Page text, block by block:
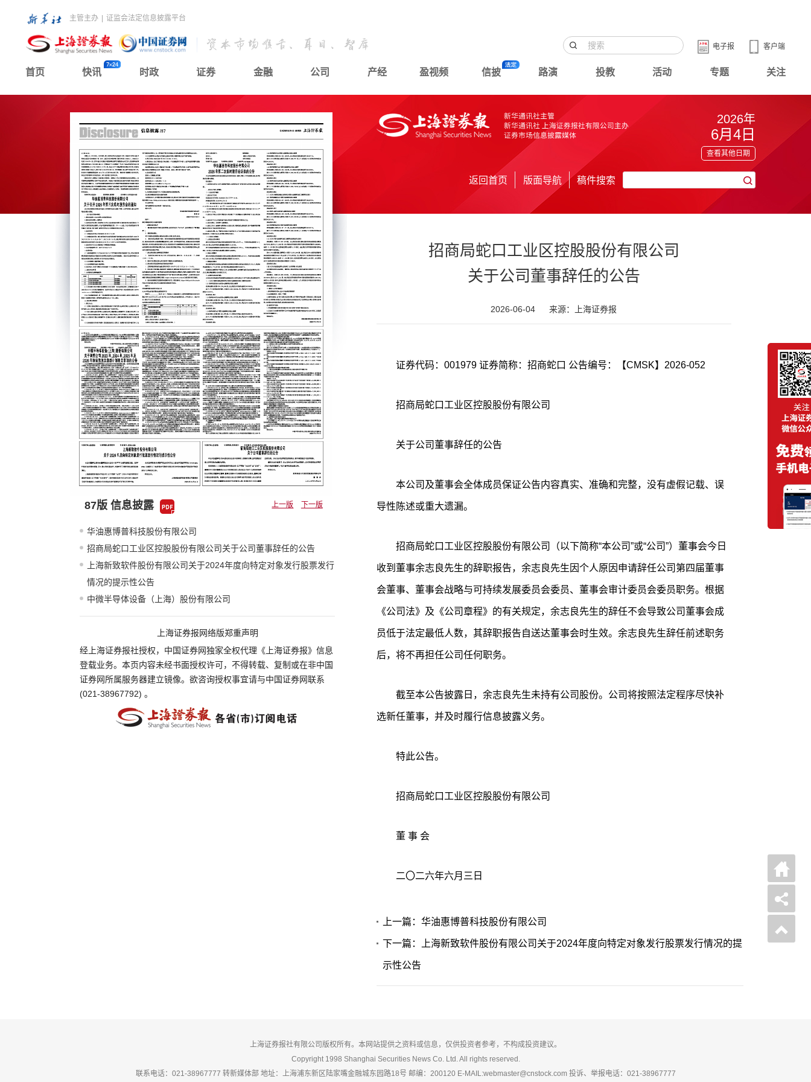
主管主办 证监会法定信息披露平台
客户端
电子报
首页 快讯 时政 证券 金融 公司 产经 盈视频 信披 路演 投教 活动 专题 关注
87版 信息披露 上一版 下一版
华油惠博普科技股份有限公司
招商局蛇口工业区控股股份有限公司关于公司董事辞任的公告
上海新致软件股份有限公司关于2024年度向特定对象发行股票发行
情况的提示性公告
中微半导体设备（上海）股份有限公司
上海证券报网络版郑重声明
经上海证券报社授权，中国证券网独家全权代理《上海证券报》信息
登载业务。本页内容未经书面授权许可，不得转载、复制或在非中国
证券网所属服务器建立镜像。欲咨询授权事宜请与中国证券网联系
(021-38967792) 。
2026年
6月4日
查看其他日期
返回首页 版面导航 稿件搜索
招商局蛇口工业区控股股份有限公司
关于公司董事辞任的公告
2026-06-04 来源：上海证券报
证券代码：001979 证券简称：招商蛇口 公告编号：【CMSK】2026-052
招商局蛇口工业区控股股份有限公司
关于公司董事辞任的公告
本公司及董事会全体成员保证公告内容真实、准确和完整，没有虚假记载、误
导性陈述或重大遗漏。
招商局蛇口工业区控股股份有限公司（以下简称“本公司”或“公司”）董事会今日
收到董事余志良先生的辞职报告，余志良先生因个人原因申请辞任公司第四届董事
会董事、董事会战略与可持续发展委员会委员、董事会审计委员会委员职务。根据
《公司法》及《公司章程》的有关规定，余志良先生的辞任不会导致公司董事会成
员低于法定最低人数，其辞职报告自送达董事会时生效。余志良先生辞任前述职务
后，将不再担任公司任何职务。
截至本公告披露日，余志良先生未持有公司股份。公司将按照法定程序尽快补
选新任董事，并及时履行信息披露义务。
特此公告。
招商局蛇口工业区控股股份有限公司
董 事 会
二〇二六年六月三日
上一篇：华油惠博普科技股份有限公司
下一篇：上海新致软件股份有限公司关于2024年度向特定对象发行股票发行情况的提
示性公告
上海证券报社有限公司版权所有。本网站提供之资料或信息，仅供投资者参考，不构成投资建议。
Copyright 1998 Shanghai Securities News Co. Ltd. All rights reserved.
联系电话：021-38967777 转新媒体部 地址：上海浦东新区陆家嘴金融城东园路18号 邮编：200120 E-MAIL:webmaster@cnstock.com 投诉、举报电话：021-38967777